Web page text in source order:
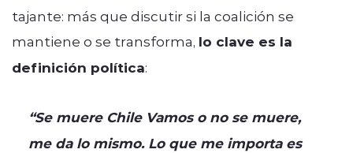
tajante: más que discutir si la coalición se
mantiene o se transforma, lo clave es la
definición política:
“Se muere Chile Vamos o no se muere,
me da lo mismo. Lo que me importa es